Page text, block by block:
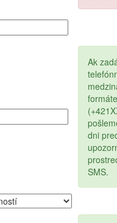
Ak
formáte
dni
SMS.